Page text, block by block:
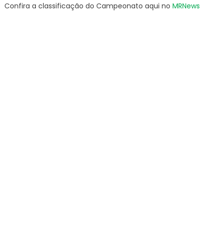
Confira a classificação do Campeonato aqui no MRNews